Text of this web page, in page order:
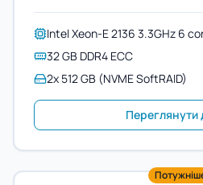
Intel Xeon-E 2136 3.3GHz 6
32 GB DDR4 ECC
2x 512 GB (NVME SoftRAID)
Переглянути